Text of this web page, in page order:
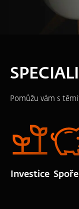
Pomůžu vám s
Investice